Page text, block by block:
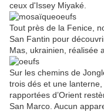
ceux d'Issey Miyaké.
Tout près de la Fenice,
San Fantin pour
Mas, ukrainien, réalisée
Sur les chemins de
trois dés et une
rapportées d’Orient
San Marco. Aucun